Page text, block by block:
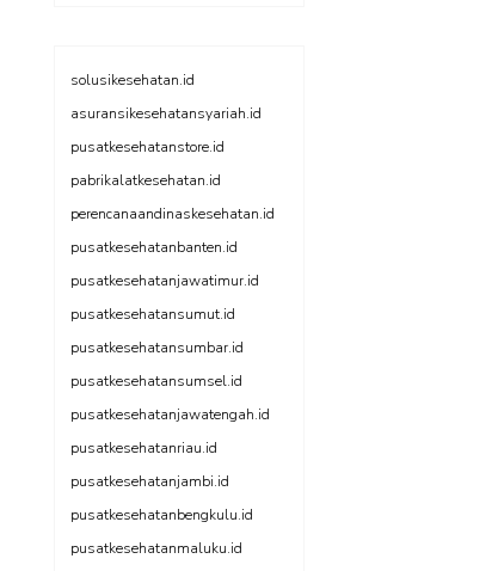
solusikesehatan.id
asuransikesehatansyariah.id
pusatkesehatanstore.id
pabrikalatkesehatan.id
perencanaandinaskesehatan.id
pusatkesehatanbanten.id
pusatkesehatanjawatimur.id
pusatkesehatansumut.id
pusatkesehatansumbar.id
pusatkesehatansumsel.id
pusatkesehatanjawatengah.id
pusatkesehatanriau.id
pusatkesehatanjambi.id
pusatkesehatanbengkulu.id
pusatkesehatanmaluku.id